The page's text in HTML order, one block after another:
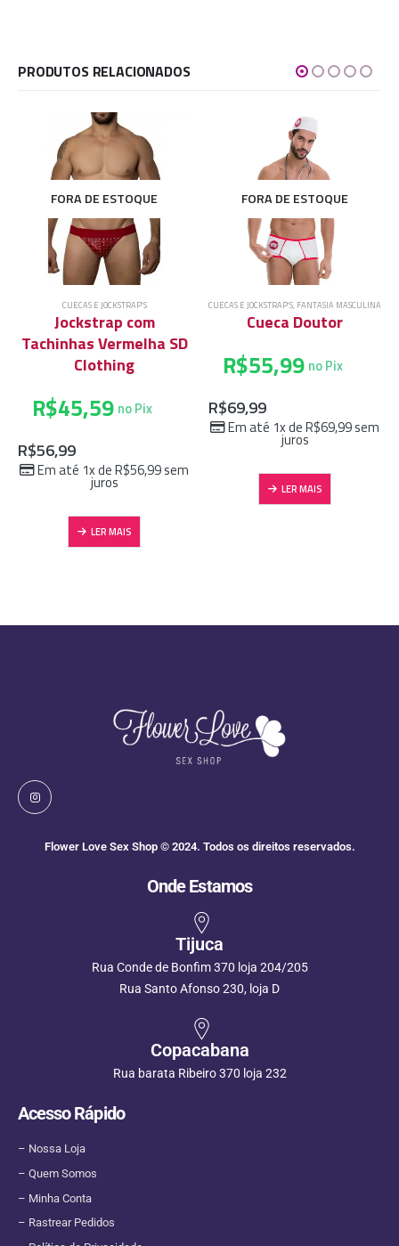
PRODUTOS RELACIONADOS
FORA DE ESTOQUE
CUECAS E JOCKSTRAP'S
Jockstrap com
Tachinhas Vermelha SD
Clothing
R$56,99
Em até 1x deR$56,99sem
juros
R$45,59 no Pix
LER MAIS
FORA DE ESTOQUE
CUECAS E JOCKSTRAP'S, FANTASIA MASCULINA
Cueca Doutor
R$69,99
Em até 1x deR$69,99sem
juros
R$55,99 no Pix
LER MAIS
Flower Love Sex Shop © 2024. Todos os direitos reservados.
Onde Estamos
Tijuca
Rua Conde de Bonfim 370 loja 204/205
Rua Santo Afonso 230, loja D
Copacabana
Rua barata Ribeiro 370 loja 232
Acesso Rápido
– Nossa Loja
– Quem Somos
– Minha Conta
– Rastrear Pedidos